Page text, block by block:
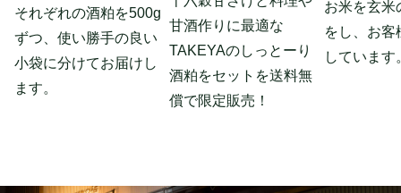
それぞれの酒粕を500g
ずつ、使い勝手の良い
小袋に分けてお届けし
ます。
甘酒作りに最適な
TAKEYAのしっとーり
酒粕をセットを送料無
償で限定販売！
お米を玄米
をし、お客
しています